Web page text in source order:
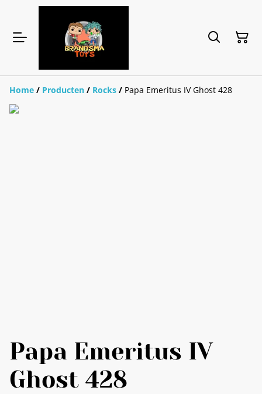
Home / Producten / Rocks / Papa Emeritus IV Ghost 428
Papa Emeritus IV
Ghost 428